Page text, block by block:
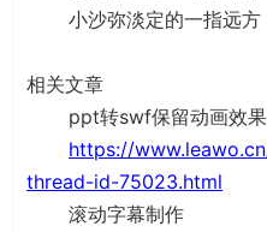
小沙弥淡定的一指远方
相关文章
ppt转swf保留动画效果
https://
thread-id-75023.html
滚动字幕制作